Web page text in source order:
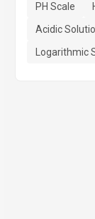
PH Scale
Acidic
Logarithmic